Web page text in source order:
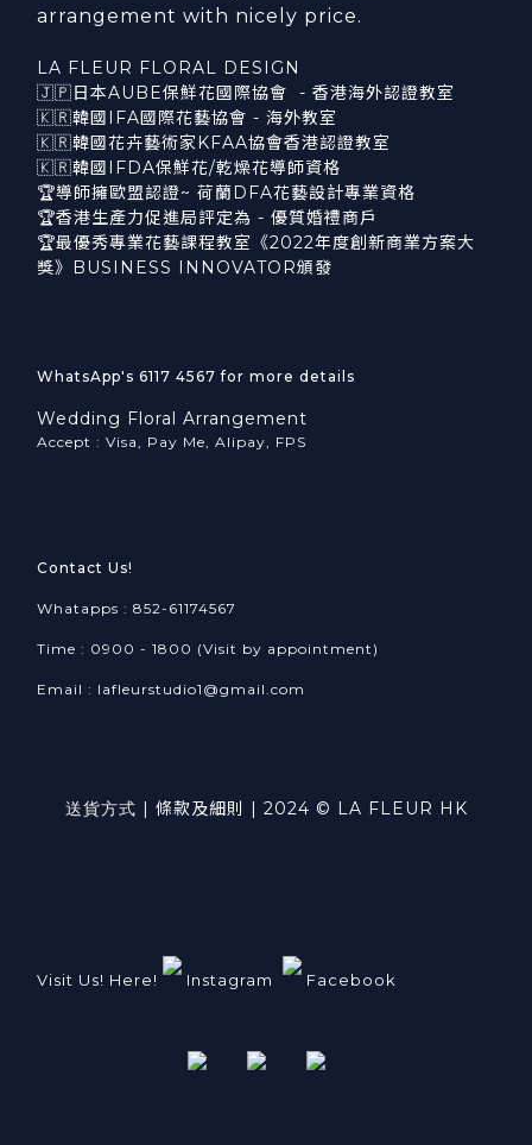
arrangement with nicely price.
LA FLEUR FLORAL DESIGN
🇯🇵日本AUBE保鮮花國際協會 - 香港海外認證教室
🇰🇷韓國IFA國際花藝協會 - 海外教室
🇰🇷韓國花卉藝術家KFAA協會香港認證教室
🇰🇷韓國IFDA保鮮花/乾燥花導師資格
🏆導師擁歐盟認證~ 荷蘭DFA花藝設計專業資格
🏆香港生產力促進局評定為 - 優質婚禮商戶
🏆最優秀專業花藝課程教室《2022年度創新商業方案大
獎》BUSINESS INNOVATOR頒發
WhatsApp's 6117 4567 for more details
Wedding Floral Arrangement
Accept : Visa, Pay Me, Alipay, FPS
Contact Us!
Whatapps : 852-61174567
Time : 0900 - 1800 (Visit by appointment)
Email : lafleurstudio1@gmail.com
送貨方式 | 條款及細則 | 2024 © LA FLEUR HK
Visit Us! Here! Instagram Facebook